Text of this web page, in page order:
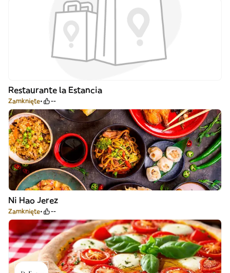
Restaurante la Estancia
Zamknięte --
Ni Hao Jerez
Zamknięte --